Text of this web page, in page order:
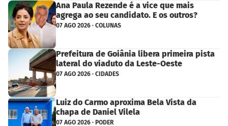
Ana Paula Rezende é a vice que mais
agrega ao seu candidato. E os outros?
07 AGO 2026 · COLUNAS
Prefeitura de Goiânia libera primeira pista
lateral do viaduto da Leste-Oeste
07 AGO 2026 · CIDADES
Luiz do Carmo aproxima Bela Vista da
chapa de Daniel Vilela
07 AGO 2026 · PODER